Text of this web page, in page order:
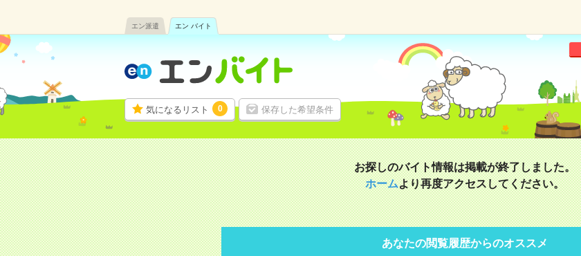
エン派遣 エン バイト
気になるリスト 0 保存した希望条件
お探しのバイト情報は掲載が終了しました。
ホームより再度アクセスしてください。
あなたの閲覧履歴からのオススメ